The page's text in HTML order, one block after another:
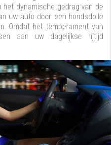
dynamische gedrag van de
uw auto door een hondsdolle
Omdat het temperament van
aan uw dagelijkse rijtijd